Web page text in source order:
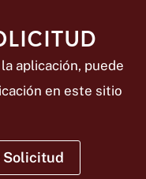
aplicación, puede
en este sitio
Solicitud